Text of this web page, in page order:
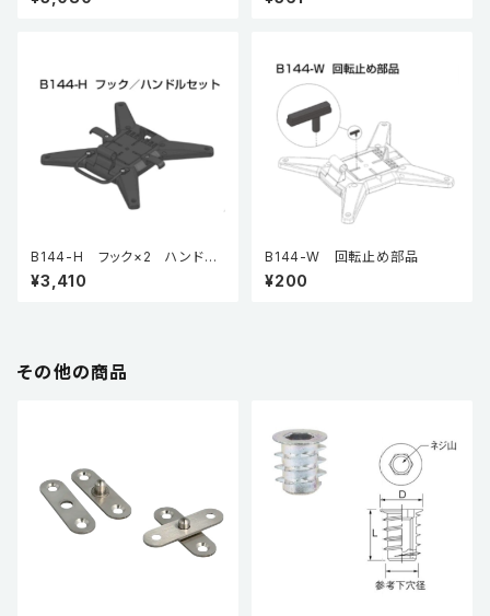
B144-H フック×2 ハンドル
×1（セット品）
¥3,410
B144-W 回転止め部品
¥200
その他の商品